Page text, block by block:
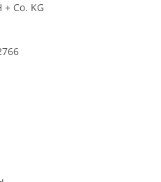
Co. KG